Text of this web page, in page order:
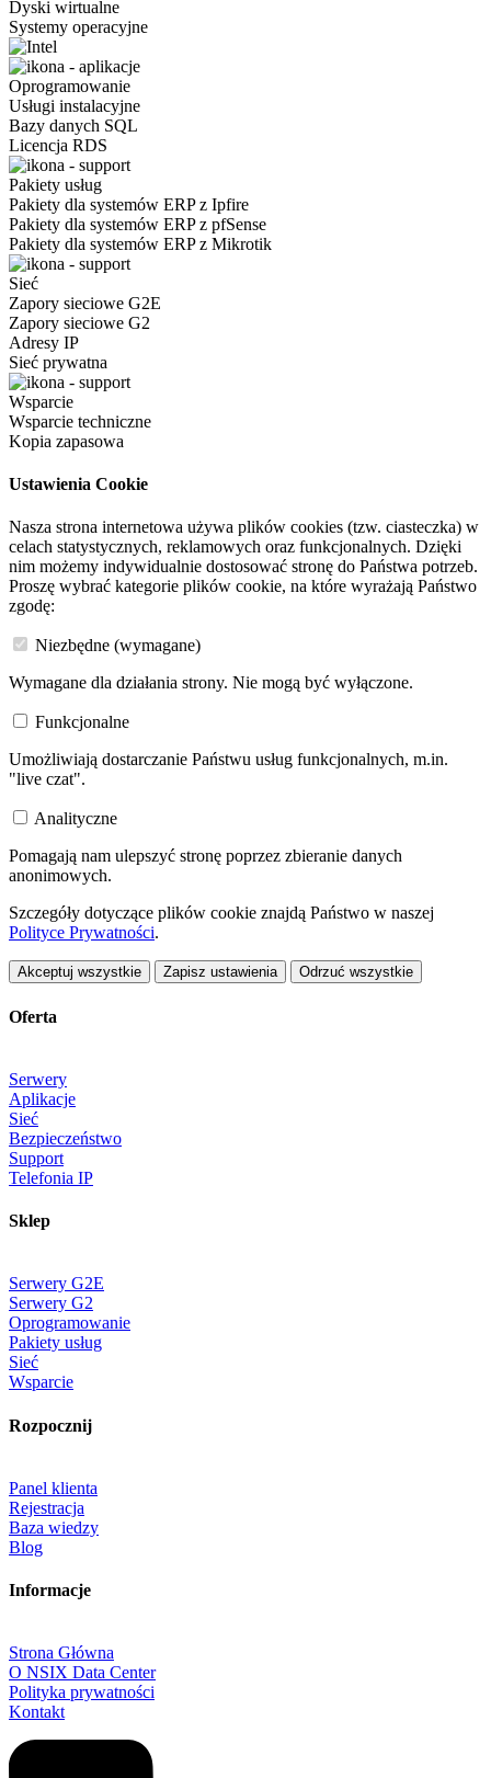
Dyski wirtualne
Systemy operacyjne
Oprogramowanie
Usługi instalacyjne
Bazy danych SQL
Licencja RDS
Pakiety usług
Pakiety dla systemów ERP z Ipfire
Pakiety dla systemów ERP z pfSense
Pakiety dla systemów ERP z Mikrotik
Sieć
Zapory sieciowe G2E
Zapory sieciowe G2
Adresy IP
Sieć prywatna
Wsparcie
Wsparcie techniczne
Kopia zapasowa
Ustawienia Cookie
Nasza strona internetowa używa plików cookies (tzw. ciasteczka) w
celach statystycznych, reklamowych oraz funkcjonalnych. Dzięki
nim możemy indywidualnie dostosować stronę do Państwa potrzeb.
Proszę wybrać kategorie plików cookie, na które wyrażają Państwo
zgodę:
Niezbędne (wymagane)
Wymagane dla działania strony. Nie mogą być wyłączone.
Funkcjonalne
Umożliwiają dostarczanie Państwu usług funkcjonalnych, m.in.
"live czat".
Analityczne
Pomagają nam ulepszyć stronę poprzez zbieranie danych
anonimowych.
Szczegóły dotyczące plików cookie znajdą Państwo w naszej
Polityce Prywatności.
Akceptuj wszystkie Zapisz ustawienia Odrzuć wszystkie
Oferta
Serwery
Aplikacje
Sieć
Bezpieczeństwo
Support
Telefonia IP
Sklep
Serwery G2E
Serwery G2
Oprogramowanie
Pakiety usług
Sieć
Wsparcie
Rozpocznij
Panel klienta
Rejestracja
Baza wiedzy
Blog
Informacje
Strona Główna
O NSIX Data Center
Polityka prywatności
Kontakt